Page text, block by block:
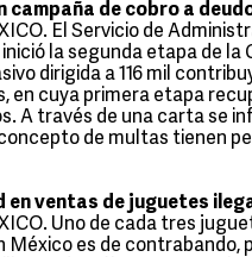
campaña de cobro a
El Servicio de
inició la segunda etapa de la
dirigida a 116 mil
en cuya primera etapa
A través de una carta se
de multas tienen
en ventas de juguetes
Uno de cada tres
México es de contrabando,